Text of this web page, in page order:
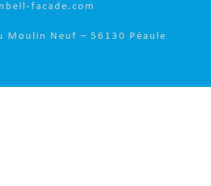
facade.com
Moulin Neuf – 56130 Péaule